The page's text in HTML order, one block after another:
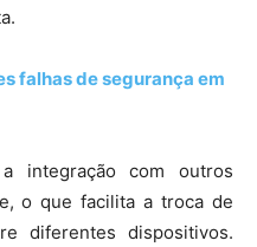
falhas de segurança em
integração com outros
o que facilita a troca de
diferentes dispositivos.